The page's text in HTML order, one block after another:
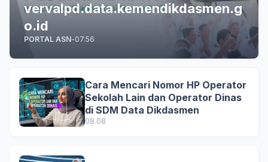
vervalpd.data.kemendikdasmen.g
o.id
PORTAL ASN-07.56
Cara Mencari Nomor HP Operator
Sekolah Lain dan Operator Dinas
di SDM Data Dikdasmen
08.08